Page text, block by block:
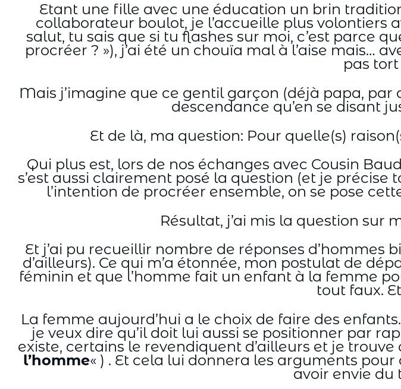
Etant une fille avec une éducation un brin
collaborateur boulot, je l’accueille plus volontiers
salut, tu sais que si tu flashes sur moi, c’est parce
procréer ? »), j’ai été un chouïa mal à l’aise mais…
pas
Mais j’imagine que ce gentil garçon (déjà papa,
descendance qu’en se disant
Et de là, ma question: Pour quelle(s)
Qui plus est, lors de nos échanges avec Cousin
s’est aussi clairement posé la question (et je précise
l’intention de procréer ensemble, on se pose
Résultat, j’ai mis la question sur
Et j’ai pu recueillir nombre de réponses d’hommes
d’ailleurs). Ce qui m’a étonnée, mon postulat de
féminin et que l’homme fait un enfant à la femme
tout faux.
La femme aujourd’hui a le choix de faire des
je veux dire qu’il doit lui aussi se positionner par
existe, certains le revendiquent d’ailleurs et je trouve
l’homme« ) . Et cela lui donnera les arguments
avoir envie du